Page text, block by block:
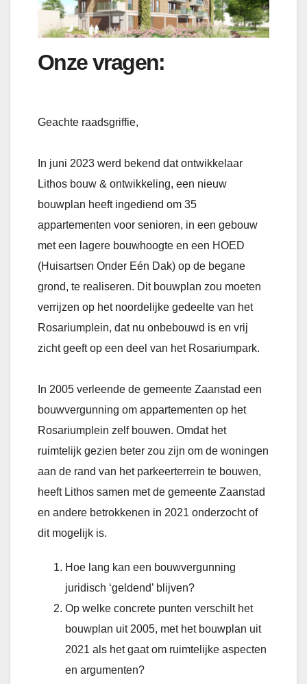
Onze vragen:
Geachte raadsgriffie,
In juni 2023 werd bekend dat ontwikkelaar
Lithos bouw & ontwikkeling, een nieuw
bouwplan heeft ingediend om 35
appartementen voor senioren, in een gebouw
met een lagere bouwhoogte en een HOED
(Huisartsen Onder Eén Dak) op de begane
grond, te realiseren. Dit bouwplan zou moeten
verrijzen op het noordelijke gedeelte van het
Rosariumplein, dat nu onbebouwd is en vrij
zicht geeft op een deel van het Rosariumpark.
In 2005 verleende de gemeente Zaanstad een
bouwvergunning om appartementen op het
Rosariumplein zelf bouwen. Omdat het
ruimtelijk gezien beter zou zijn om de woningen
aan de rand van het parkeerterrein te bouwen,
heeft Lithos samen met de gemeente Zaanstad
en andere betrokkenen in 2021 onderzocht of
dit mogelijk is.
Hoe lang kan een bouwvergunning
juridisch ‘geldend’ blijven?
Op welke concrete punten verschilt het
bouwplan uit 2005, met het bouwplan uit
2021 als het gaat om ruimtelijke aspecten
en argumenten?